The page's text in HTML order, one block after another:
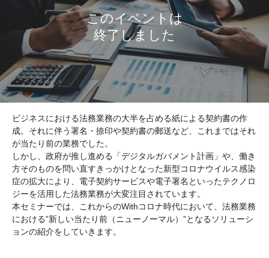
ビジネスにおける法務業務の大半を占める紙による契約書の作
成。それに伴う署名・捺印や契約書の郵送など、これまではそれ
が当たり前の業務でした。
しかし、政府が推し進める「デジタルガバメント計画」や、働き
方そのものを問い直すきっかけとなった新型コロナウイルス感染
症の拡大により、電子契約サービスや電子署名といったテクノロ
ジーを活用した法務業務が大変注目されています。
本セミナーでは、これからのWithコロナ時代において、法務業務
における”新しい当たり前（ニューノーマル）”となるソリューシ
ョンの紹介をしていきます。